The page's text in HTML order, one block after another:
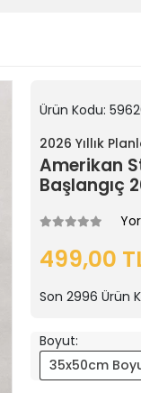
Ürün Kodu:
2026 Yıllık
Amerikan
Başlangıç
499,00
Son 2996 Ürün
Boyut:
35x50cm